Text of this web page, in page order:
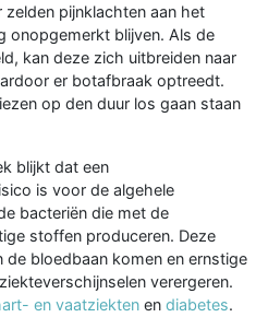
pijnklachten aan het
onopgemerkt blijven. Als de
kan deze zich uitbreiden naar
er botafbraak optreedt.
op den duur los gaan staan
blijkt dat een
is voor de algehele
bacteriën die met de
stoffen produceren. Deze
de bloedbaan komen en ernstige
verergeren.
en vaatziekten en diabetes.